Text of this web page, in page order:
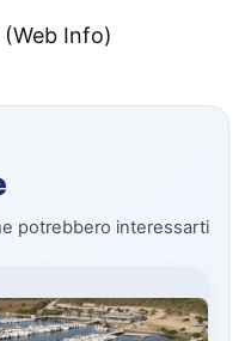
Info)
potrebbero interessarti